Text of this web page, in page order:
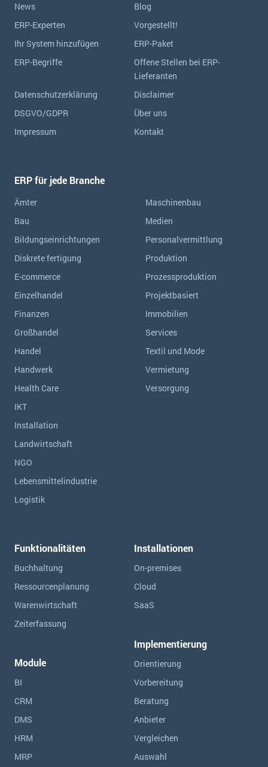
News
Blog
ERP-Experten
Vorgestellt!
Ihr System hinzufügen
ERP-Paket
ERP-Begriffe
Offene Stellen bei ERP-
Lieferanten
Datenschutzerklärung
Disclaimer
DSGVO/GDPR
Über uns
Impressum
Kontakt
ERP für jede Branche
Ämter
Bau
Bildungseinrichtungen
Diskrete fertigung
E-commerce
Einzelhandel
Finanzen
Großhandel
Handel
Handwerk
Health Care
IKT
Installation
Landwirtschaft
NGO
Lebensmittelindustrie
Logistik
Maschinenbau
Medien
Personalvermittlung
Produktion
Prozessproduktion
Projektbasiert
Immobilien
Services
Textil und Mode
Vermietung
Versorgung
Funktionalitäten
Buchhaltung
Ressourcen­planung
Warenwirtschaft
Zeiterfassung
Module
BI
CRM
DMS
HRM
MRP
Installationen
On-premises
Cloud
SaaS
Implementierung
Orientierung
Vorbereitung
Beratung
Anbieter
Vergleichen
Auswahl